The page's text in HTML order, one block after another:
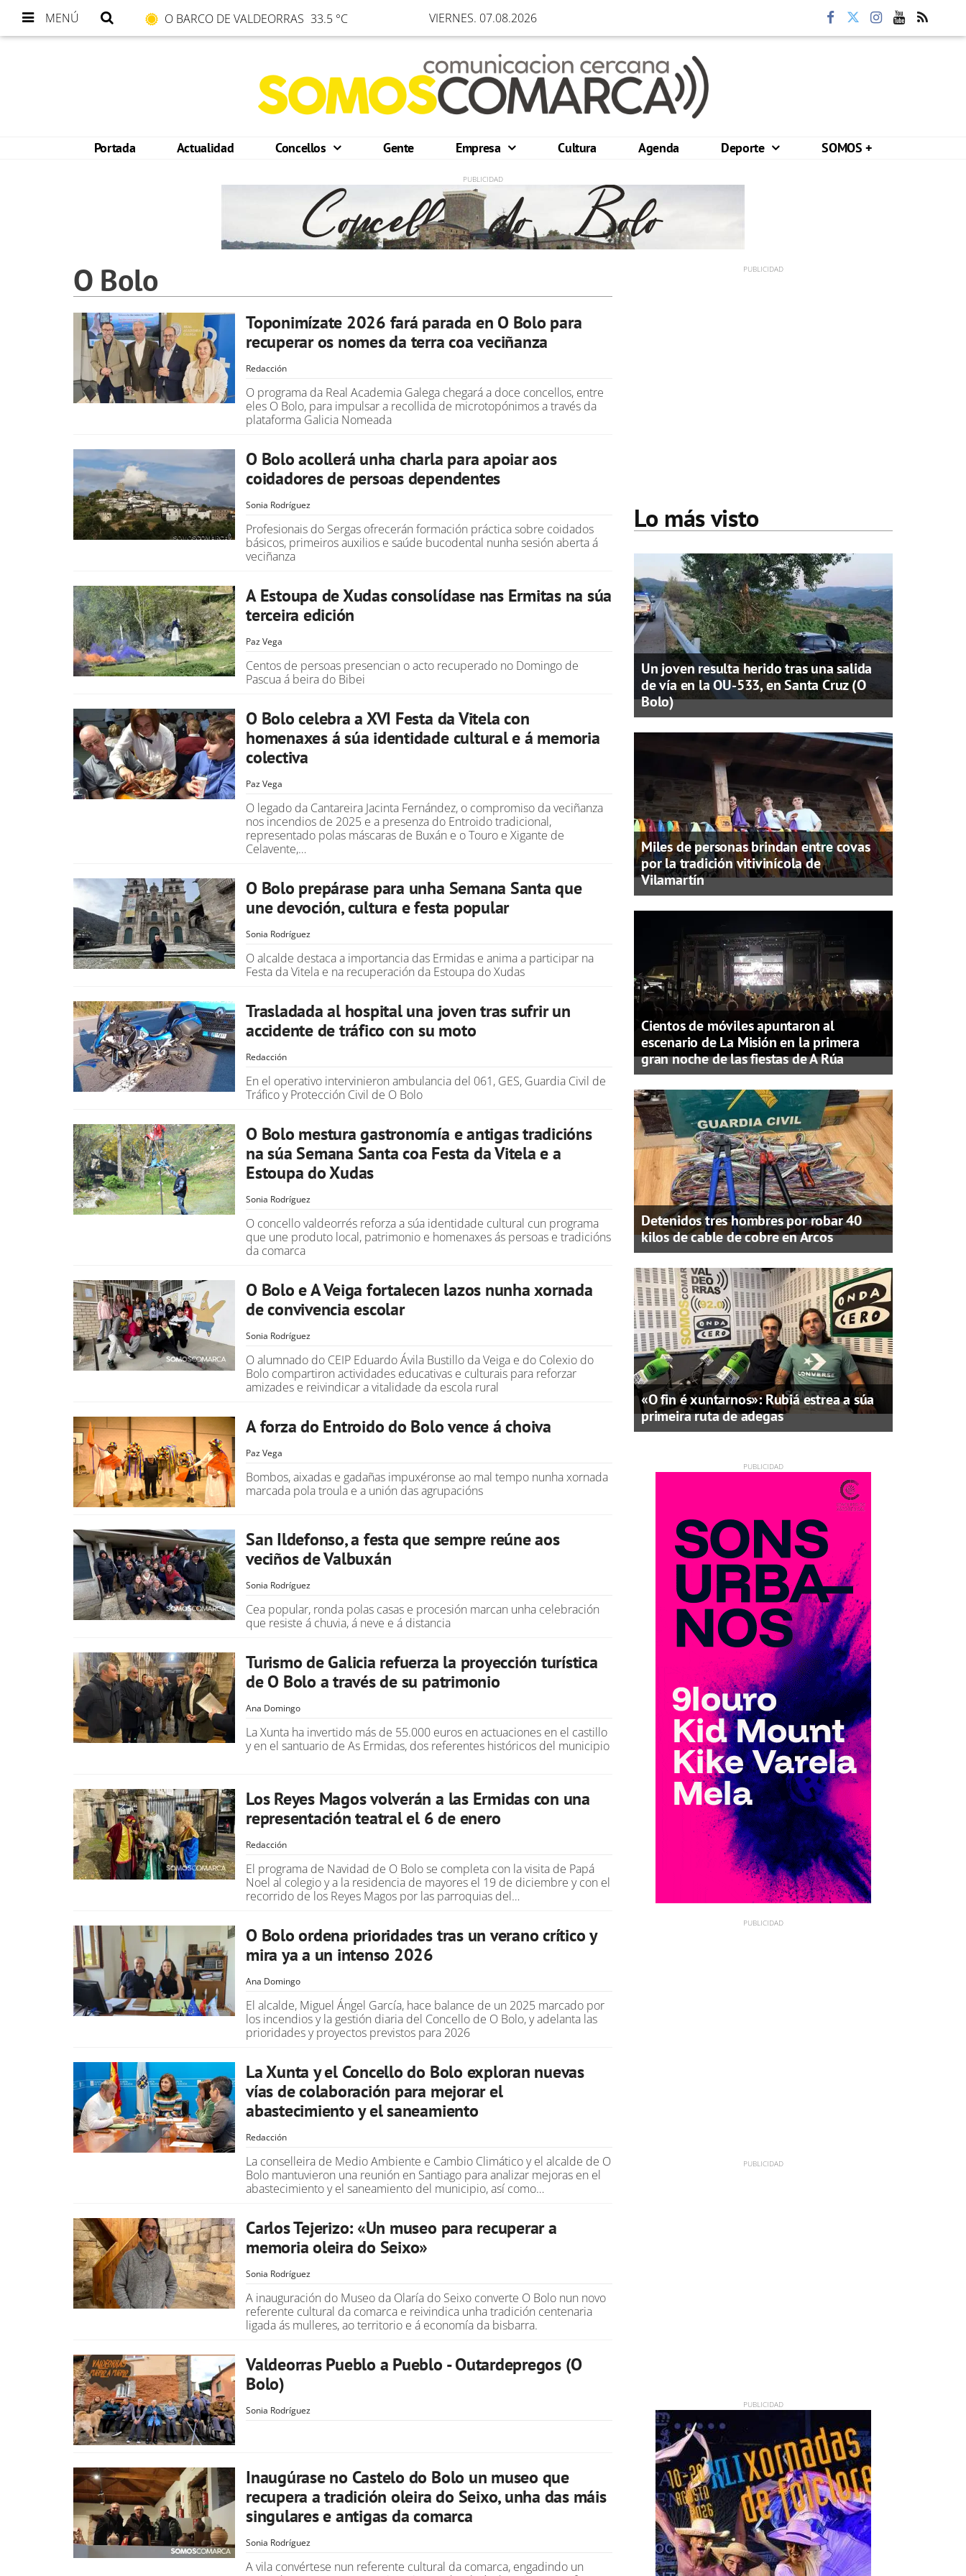
MENÚ O BARCO DE VALDEORRAS 33.5 °C VIERNES. 07.08.2026
Portada Actualidad Concellos Gente Empresa Cultura Agenda Deporte SOMOS +
O Bolo
Toponimízate 2026 fará parada en O Bolo para
recuperar os nomes da terra coa veciñanza
Redacción
O programa da Real Academia Galega chegará a doce concellos, entre
eles O Bolo, para impulsar a recollida de microtopónimos a través da
plataforma Galicia Nomeada
O Bolo acollerá unha charla para apoiar aos
coidadores de persoas dependentes
Sonia Rodríguez
Profesionais do Sergas ofrecerán formación práctica sobre coidados
básicos, primeiros auxilios e saúde bucodental nunha sesión aberta á
veciñanza
A Estoupa de Xudas consolídase nas Ermitas na súa
terceira edición
Paz Vega
Centos de persoas presencian o acto recuperado no Domingo de
Pascua á beira do Bibei
O Bolo celebra a XVI Festa da Vitela con
homenaxes á súa identidade cultural e á memoria
colectiva
Paz Vega
O legado da Cantareira Jacinta Fernández, o compromiso da veciñanza
nos incendios de 2025 e a presenza do Entroido tradicional,
representado polas máscaras de Buxán e o Touro e Xigante de
Celavente,…
O Bolo prepárase para unha Semana Santa que
une devoción, cultura e festa popular
Sonia Rodríguez
O alcalde destaca a importancia das Ermidas e anima a participar na
Festa da Vitela e na recuperación da Estoupa do Xudas
Trasladada al hospital una joven tras sufrir un
accidente de tráfico con su moto
Redacción
En el operativo intervinieron ambulancia del 061, GES, Guardia Civil de
Tráfico y Protección Civil de O Bolo
O Bolo mestura gastronomía e antigas tradicións
na súa Semana Santa coa Festa da Vitela e a
Estoupa do Xudas
Sonia Rodríguez
O concello valdeorrés reforza a súa identidade cultural cun programa
que une produto local, patrimonio e homenaxes ás persoas e tradicións
da comarca
O Bolo e A Veiga fortalecen lazos nunha xornada
de convivencia escolar
Sonia Rodríguez
O alumnado do CEIP Eduardo Ávila Bustillo da Veiga e do Colexio do
Bolo compartiron actividades educativas e culturais para reforzar
amizades e reivindicar a vitalidade da escola rural
A forza do Entroido do Bolo vence á choiva
Paz Vega
Bombos, aixadas e gadañas impuxéronse ao mal tempo nunha xornada
marcada pola troula e a unión das agrupacións
San Ildefonso, a festa que sempre reúne aos
veciños de Valbuxán
Sonia Rodríguez
Cea popular, ronda polas casas e procesión marcan unha celebración
que resiste á chuvia, á neve e á distancia
Turismo de Galicia refuerza la proyección turística
de O Bolo a través de su patrimonio
Ana Domingo
La Xunta ha invertido más de 55.000 euros en actuaciones en el castillo
y en el santuario de As Ermidas, dos referentes históricos del municipio
Los Reyes Magos volverán a las Ermidas con una
representación teatral el 6 de enero
Redacción
El programa de Navidad de O Bolo se completa con la visita de Papá
Noel al colegio y a la residencia de mayores el 19 de diciembre y con el
recorrido de los Reyes Magos por las parroquias del…
O Bolo ordena prioridades tras un verano crítico y
mira ya a un intenso 2026
Ana Domingo
El alcalde, Miguel Ángel García, hace balance de un 2025 marcado por
los incendios y la gestión diaria del Concello de O Bolo, y adelanta las
prioridades y proyectos previstos para 2026
La Xunta y el Concello do Bolo exploran nuevas
vías de colaboración para mejorar el
abastecimiento y el saneamiento
Redacción
La conselleira de Medio Ambiente e Cambio Climático y el alcalde de O
Bolo mantuvieron una reunión en Santiago para analizar mejoras en el
abastecimiento y el saneamiento del municipio, así como…
Carlos Tejerizo: «Un museo para recuperar a
memoria oleira do Seixo»
Sonia Rodríguez
A inauguración do Museo da Olaría do Seixo converte O Bolo nun novo
referente cultural da comarca e reivindica unha tradición centenaria
ligada ás mulleres, ao territorio e á economía da bisbarra.
Valdeorras Pueblo a Pueblo - Outardepregos (O
Bolo)
Sonia Rodríguez
Inaugúrase no Castelo do Bolo un museo que
recupera a tradición oleira do Seixo, unha das máis
singulares e antigas da comarca
Sonia Rodríguez
A vila convértese nun referente cultural da comarca, engadindo un
Lo más visto
Un joven resulta herido tras una salida
de vía en la OU-533, en Santa Cruz (O
Bolo)
Miles de personas brindan entre covas
por la tradición vitivinícola de
Vilamartín
Cientos de móviles apuntaron al
escenario de La Misión en la primera
gran noche de las fiestas de A Rúa
Detenidos tres hombres por robar 40
kilos de cable de cobre en Arcos
«O fin é xuntarnos»: Rubiá estrea a súa
primeira ruta de adegas